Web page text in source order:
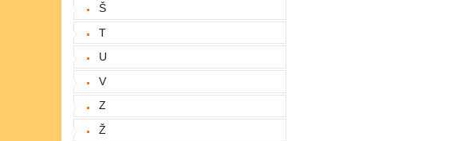
Š
T
U
V
Z
Ž